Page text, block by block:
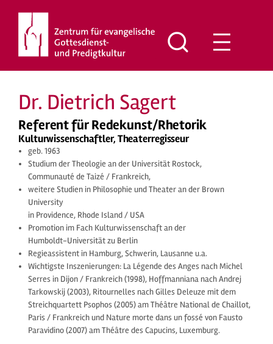
springen
Dr. Dietrich Sagert
Referent für Redekunst/Rhetorik
Kulturwissenschaftler, Theaterregisseur
geb. 1963
Studium der Theologie an der Universität Rostock,
Communauté de Taizé / Frankreich,
weitere Studien in Philosophie und Theater an der Brown
University
in Providence, Rhode Island / USA
Promotion im Fach Kulturwissenschaft an der
Humboldt-Universität zu Berlin
Regieassistent in Hamburg, Schwerin, Lausanne u.a.
Wichtigste Inszenierungen: La Légende des Anges nach Michel
Serres in Dijon / Frankreich (1998), Hoffmanniana nach Andrej
Tarkowskij (2003), Ritournelles nach Gilles Deleuze mit dem
Streichquartett Psophos (2005) am Théâtre National de Chaillot,
Paris / Frankreich und Nature morte dans un fossé von Fausto
Paravidino (2007) am Théâtre des Capucins, Luxemburg.